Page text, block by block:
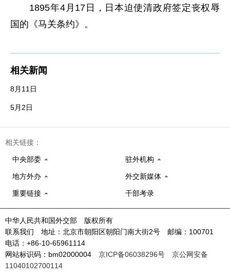
1895年4月17日，日本迫使清政府签定丧权辱
国的《马关条约》。
相关新闻
8月11日
5月2日
相关链接：
中央部委 驻外机构
地方外办 外交新媒体
重要链接 干部考录
中华人民共和国外交部 版权所有
联系我们 地址：北京市朝阳区朝阳门南大街2号 邮编：100701
电话：+86-10-65961114
网站标识码：bm02000004 京ICP备06038296号
京公网安备
11040102700114